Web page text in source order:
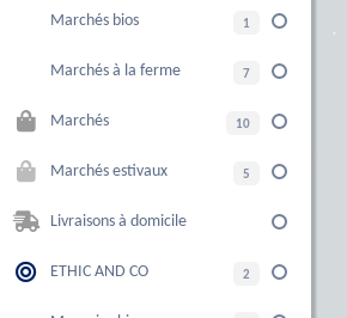
Marchés bios 1
Marchés à la ferme 7
Marchés 10
Marchés estivaux 5
Livraisons à domicile
ETHIC AND CO 2